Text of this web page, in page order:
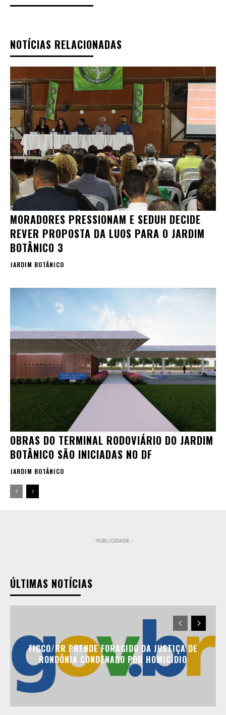
NOTÍCIAS RELACIONADAS
MORADORES PRESSIONAM E SEDUH DECIDE
REVER PROPOSTA DA LUOS PARA O JARDIM
BOTÂNICO 3
JARDIM BOTÂNICO
OBRAS DO TERMINAL RODOVIÁRIO DO JARDIM
BOTÂNICO SÃO INICIADAS NO DF
JARDIM BOTÂNICO
- PUBLICIDADE -
ÚLTIMAS NOTÍCIAS
FICCO/RR PRENDE FORAGIDO DA JUSTIÇA DE
RONDÔNIA CONDENADO POR HOMICÍDIO